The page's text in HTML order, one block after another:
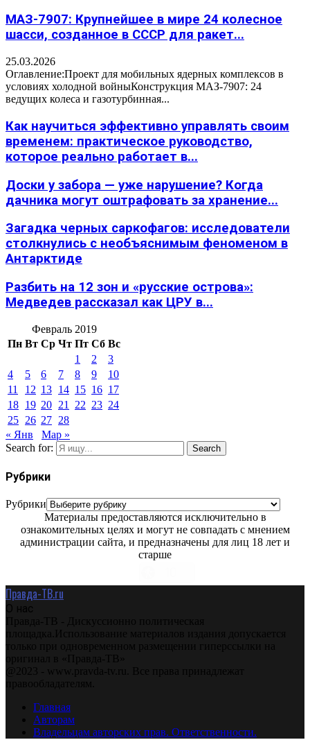
МАЗ-7907: Крупнейшее в мире 24 колесное
шасси, созданное в СССР для ракет...
25.03.2026
Оглавление:Проект для мобильных ядерных комплексов в
условиях холодной войныКонструкция МАЗ-7907: 24
ведущих колеса и газотурбинная...
Как научиться эффективно управлять своим
временем: практическое руководство,
которое реально работает в...
Доски у забора — уже нарушение? Когда
дачника могут оштрафовать за хранение...
Загадка черных саркофагов: исследователи
столкнулись с необъяснимым феноменом в
Антарктиде
Разбить на 12 зон и «русские острова»:
Медведев рассказал как ЦРУ в...
Февраль 2019
Пн Вт Ср Чт Пт Сб Вс
1
2
3
4
5 6 7 8 9
10
11
12 13 14 15 16 17
18 19 20 21 22 23 24
25 26 27 28
« Янв
Мар »
Search for:
Search
Рубрики
Рубрики
Материалы предоставляются исключительно в
ознакомительных целях и могут не совпадать с мнением
администрации сайта, и предназначены для лиц 18 лет и
старше
Правда-ТВ.ru
О нас
Правда-ТВ - Дискуссионно политическая
площадка.Использование материалов издания допускается
только при одновременном размещении гиперссылки на
оригинал в «Правда-ТВ»
@2023 - www.pravda-tv.ru. Все права принадлежат
правообладателям.
Главная
Авторам
Владельцам авторских прав. Ответственности.